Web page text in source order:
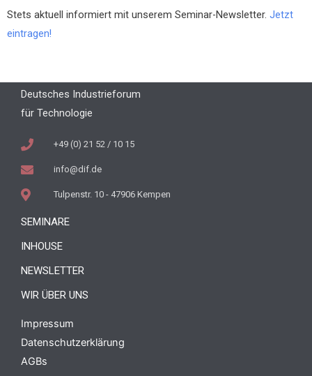
Stets aktuell informiert mit unserem Seminar-Newsletter. Jetzt
eintragen!
Deutsches Industrieforum
für Technologie
+49 (0) 21 52 / 10 15
info@dif.de
Tulpenstr. 10 - 47906 Kempen
SEMINARE
INHOUSE
NEWSLETTER
WIR ÜBER UNS
Impressum
Datenschutzerklärung
AGBs